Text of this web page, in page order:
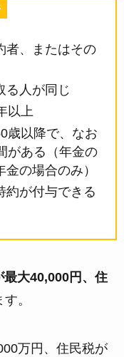
者、またはその
る人が同じ
以上
歳以降で、なお
がある（年金の
の場合のみ）
約が付与できる
最大40,000円、住
。
万円、住民税が